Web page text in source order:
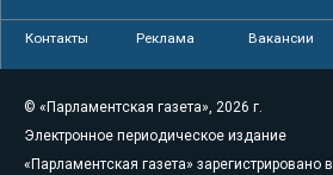
Контакты Реклама Вакансии
© «Парламентская газета», 2026 г.
Электронное периодическое издание
«Парламентская газета» зарегистрировано в